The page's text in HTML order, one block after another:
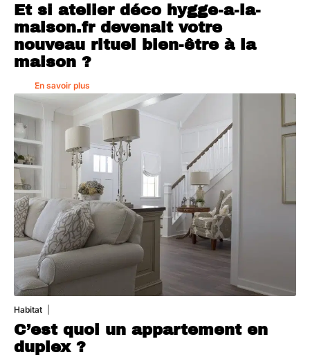
Et si atelier déco hygge-a-la-
maison.fr devenait votre
nouveau rituel bien-être à la
maison ?
En savoir plus
Habitat
C’est quoi un appartement en
duplex ?